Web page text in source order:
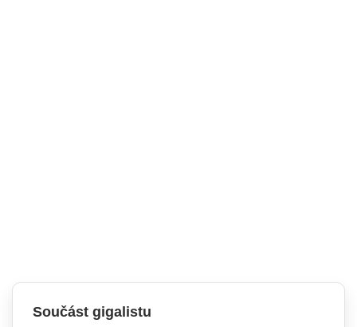
Součást gigalistu